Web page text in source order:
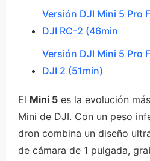
Versión DJI Mini 5 Pro
DJI RC-2 (46min
Versión DJI Mini 5 Pro
DJI 2 (51min)
El Mini 5 es la evolución
Mini de DJI. Con un peso
dron combina un diseño
de cámara de 1 pulgada,